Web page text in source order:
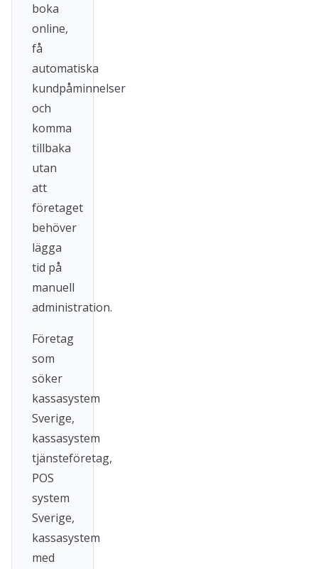
boka
online,
få
automatiska
kundpåminnelser
och
komma
tillbaka
utan
att
företaget
behöver
lägga
tid på
manuell
administration.
Företag
som
söker
kassasystem
Sverige,
kassasystem
tjänsteföretag,
POS
system
Sverige,
kassasystem
med